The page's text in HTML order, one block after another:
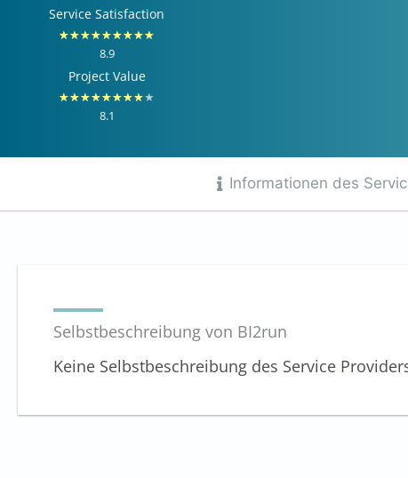
10
Service Satisfaction
★★★★★★★★★
8.9
Project Value
★★★★★★★★★
8.1
Informationen des
Selbstbeschreibung von BI2run
Keine Selbstbeschreibung des Service